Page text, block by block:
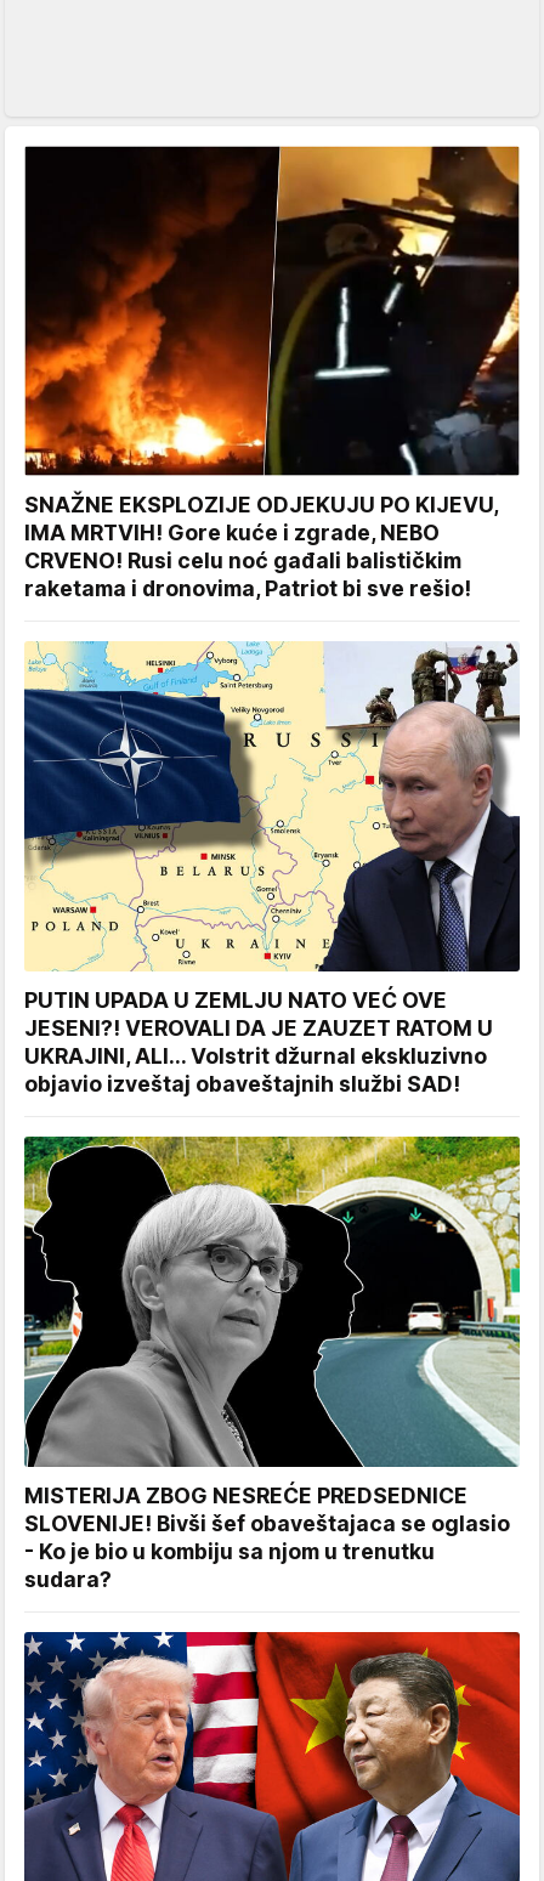
SNAŽNE EKSPLOZIJE ODJEKUJU PO KIJEVU,
IMA MRTVIH! Gore kuće i zgrade, NEBO
CRVENO! Rusi celu noć gađali balističkim
raketama i dronovima, Patriot bi sve rešio!
PUTIN UPADA U ZEMLJU NATO VEĆ OVE
JESENI?! VEROVALI DA JE ZAUZET RATOM U
UKRAJINI, ALI... Volstrit džurnal ekskluzivno
objavio izveštaj obaveštajnih službi SAD!
MISTERIJA ZBOG NESREĆE PREDSEDNICE
SLOVENIJE! Bivši šef obaveštajaca se oglasio
- Ko je bio u kombiju sa njom u trenutku
sudara?